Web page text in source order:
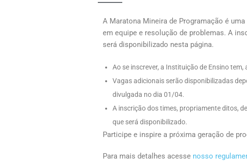
A Maratona Mineira de Programação é
em equipe e resolução de problemas. A
será disponibilizado nesta página.
Ao se inscrever, a Instituição de Ensino
Vagas adicionais serão disponibilizadas
divulgada no dia 01/04.
A inscrição dos times, propriamente ditos,
que será disponibilizado.
Participe e inspire a próxima geração de
Para mais detalhes acesse nosso